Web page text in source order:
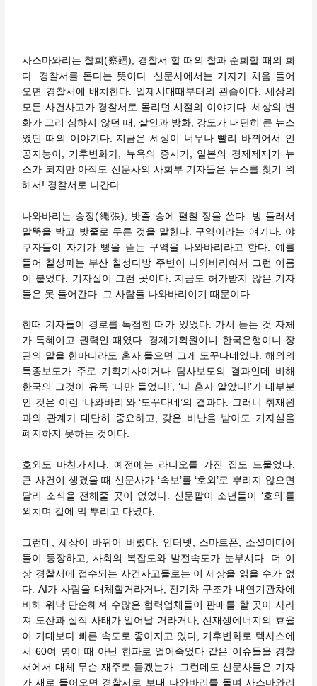
사스마와리는 찰회(察廻), 경찰서 할 때의 찰과 순회할 때의 회
다. 경찰서를 돈다는 뜻이다. 신문사에서는 기자가 처음 들어
오면 경찰서에 배치한다. 일제시대때부터의 관습이다. 세상의
모든 사건사고가 경찰서로 몰리던 시절의 이야기다. 세상의 변
화가 그리 심하지 않던 때, 살인과 방화, 강도가 대단히 큰 뉴스
였던 때의 이야기다. 지금은 세상이 너무나 빨리 바뀌어서 인
공지능이, 기후변화가, 뉴욕의 증시가, 일본의 경제제재가 뉴
스가 되지만 아직도 신문사의 사회부 기자들은 뉴스를 찾기 위
해서! 경찰서로 나간다.
나와바리는 승장(縄張), 밧줄 승에 펼칠 장을 쓴다. 빙 둘러서
말뚝을 박고 밧줄로 두른 것을 말한다. 구역이라는 얘기다. 야
쿠자들이 자기가 삥을 뜯는 구역을 나와바리라고 한다. 예를
들어 칠성파는 부산 칠성다방 주변이 나와바리여서 그런 이름
이 붙었다. 기자실이 그런 곳이다. 지금도 허가받지 않은 기자
들은 못 들어간다. 그 사람들 나와바리이기 때문이다.
한때 기자들이 경로를 독점한 때가 있었다. 가서 듣는 것 자체
가 특혜이고 권력인 때였다. 경제기획원이니 한국은행이니 장
관의 말을 한마디라도 혼자 들으면 그게 도꾸다네였다. 해외의
특종보도가 주로 기획기사이거나 탐사보도의 결과인데 비해
한국의 그것이 유독 ‘나만 들었다!’, ‘나 혼자 알았다!’가 대부분
인 것은 이런 ‘나와바리’와 ‘도꾸다네’의 결과다. 그러니 취재원
과의 관계가 대단히 중요하고, 갖은 비난을 받아도 기자실을
폐지하지 못하는 것이다.
호외도 마찬가지다. 예전에는 라디오를 가진 집도 드물었다.
큰 사건이 생겼을 때 신문사가 ‘속보’를 ‘호외’로 뿌리지 않으면
달리 소식을 전해줄 곳이 없었다. 신문팔이 소년들이 ‘호외’를
외치며 길에 막 뿌리고 다녔다.
그런데, 세상이 바뀌어 버렸다. 인터넷, 스마트폰, 소셜미디어
들이 등장하고, 사회의 복잡도와 발전속도가 눈부시다. 더 이
상 경찰서에 접수되는 사건사고들로는 이 세상을 읽을 수가 없
다. AI가 사람을 대체할거라거나, 전기차 구조가 내연기관차에
비해 워낙 단순해져 수많은 협력업체들이 판매를 할 곳이 사라
져 도산과 실직 사태가 일어날 거라거나, 신재생에너지의 효율
이 기대보다 빠른 속도로 좋아지고 있다, 기후변화로 텍사스에
서 60여 명이 때 아닌 한파로 얼어죽었다 같은 이슈들을 경찰
서에서 대체 무슨 재주로 듣겠는가. 그런데도 신문사들은 기자
가 새로 들어오면 경찰서로 보내 나와바리를 돌며 사스마와리